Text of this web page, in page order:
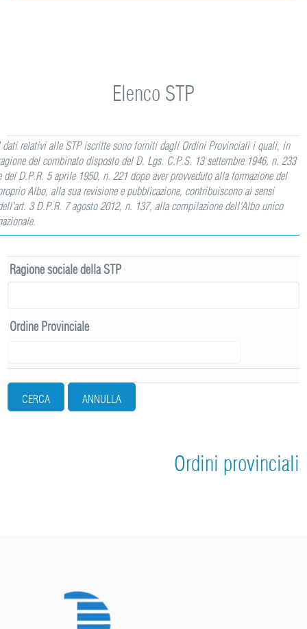
Elenco STP
dati relativi alle STP iscritte sono forniti dagli Ordini Provinciali i quali, in
del combinato disposto del D. Lgs. C.P.S. 13 settembre 1946, n. 233
del D.P.R. 5 aprile 1950, n. 221 dopo aver provveduto alla formazione del
Albo, alla sua revisione e pubblicazione, contribuiscono ai sensi
3 D.P.R. 7 agosto 2012, n. 137, alla compilazione dell'Albo unico
Ragione sociale della STP
Ordine Provinciale
CERCA ANNULLA
Ordini provinciali